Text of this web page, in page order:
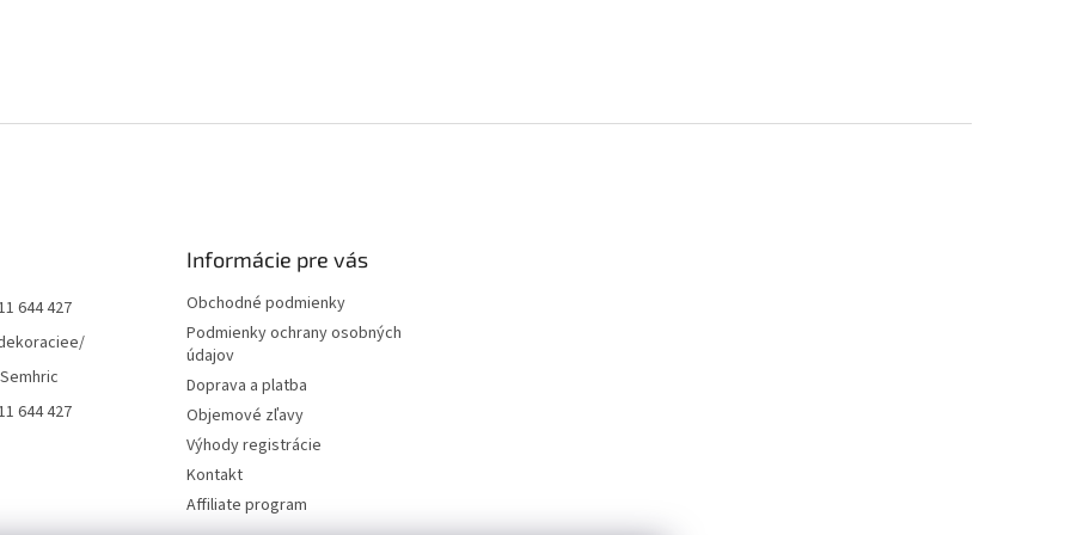
644 427
644 427
Informácie pre vás
Obchodné podmienky
Podmienky ochrany osobných
údajov
Doprava a platba
Objemové zľavy
Výhody registrácie
Kontakt
Affiliate program